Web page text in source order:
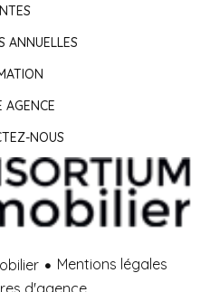
ANNUELLES
AGENCE
NOUS
Mentions légales
d'agence